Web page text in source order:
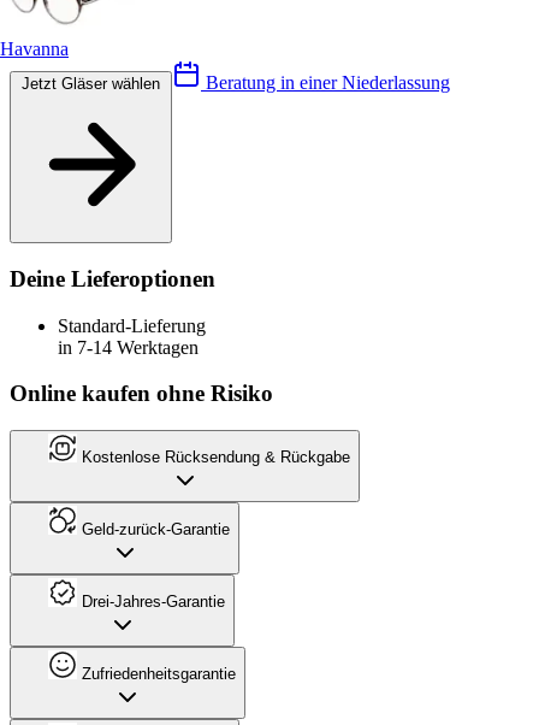
Havanna
Beratung in einer Niederlassung
Deine Lieferoptionen
Standard-Lieferung
in 7-14 Werktagen
Online kaufen ohne Risiko
Kostenlose Rücksendung & Rückgabe
Geld-zurück-Garantie
Drei-Jahres-Garantie
Zufriedenheitsgarantie